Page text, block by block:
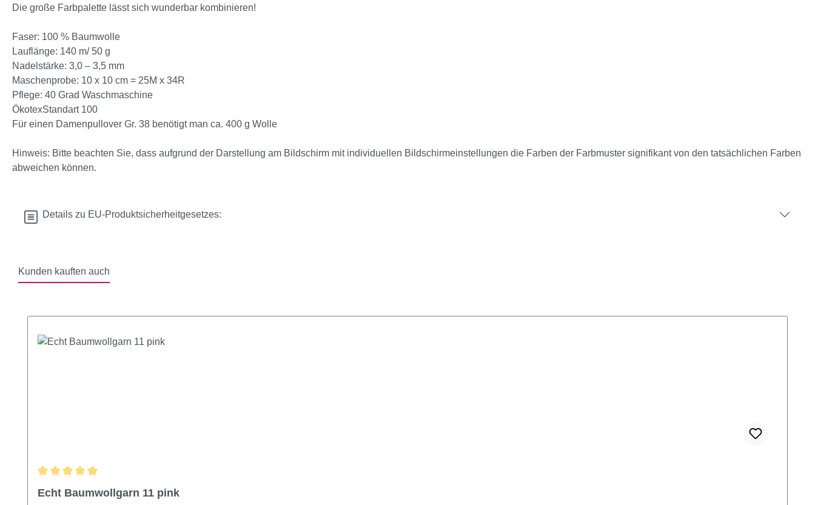
Die große Farbpalette lässt sich wunderbar kombinieren!
Faser: 100 % Baumwolle
Lauflänge: 140 m/ 50 g
Nadelstärke: 3,0 – 3,5 mm
Maschenprobe: 10 x 10 cm = 25M x 34R
Pflege: 40 Grad Waschmaschine
ÖkotexStandart 100
Für einen Damenpullover Gr. 38 benötigt man ca. 400 g Wolle
Hinweis: Bitte beachten Sie, dass aufgrund der Darstellung am Bildschirm mit individuellen Bildschirmeinstellungen die Farben der Farbmuster signifikant von den tatsächlichen Farben
abweichen können.
Details zu EU-Produktsicherheitgesetzes:
Kunden kauften auch
Durchschnittliche Bewertung von 5 von 5 Sternen
Echt Baumwollgarn 11 pink